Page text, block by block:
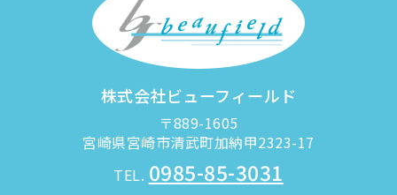
株式会社ビューフィールド
〒889-1605
宮崎県宮崎市清武町加納甲2323-17
TEL. 0985-85-3031